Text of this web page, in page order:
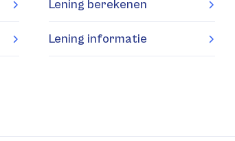
Lening berekenen
Lening informatie